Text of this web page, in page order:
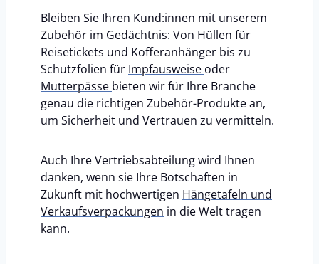
Bleiben Sie Ihren Kund:innen mit unserem
Zubehör im Gedächtnis: Von Hüllen für
Reisetickets und Kofferanhänger bis zu
Schutzfolien für Impfausweise oder
Mutterpässe bieten wir für Ihre Branche
genau die richtigen Zubehör-Produkte an,
um Sicherheit und Vertrauen zu vermitteln.
Auch Ihre Vertriebsabteilung wird Ihnen
danken, wenn sie Ihre Botschaften in
Zukunft mit hochwertigen Hängetafeln und
Verkaufsverpackungen in die Welt tragen
kann.